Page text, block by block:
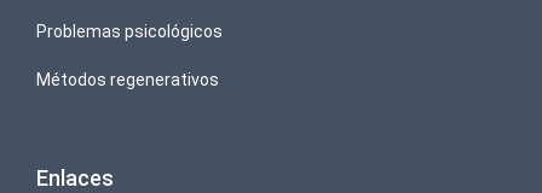
Problemas psicológicos
Métodos regenerativos
Enlaces